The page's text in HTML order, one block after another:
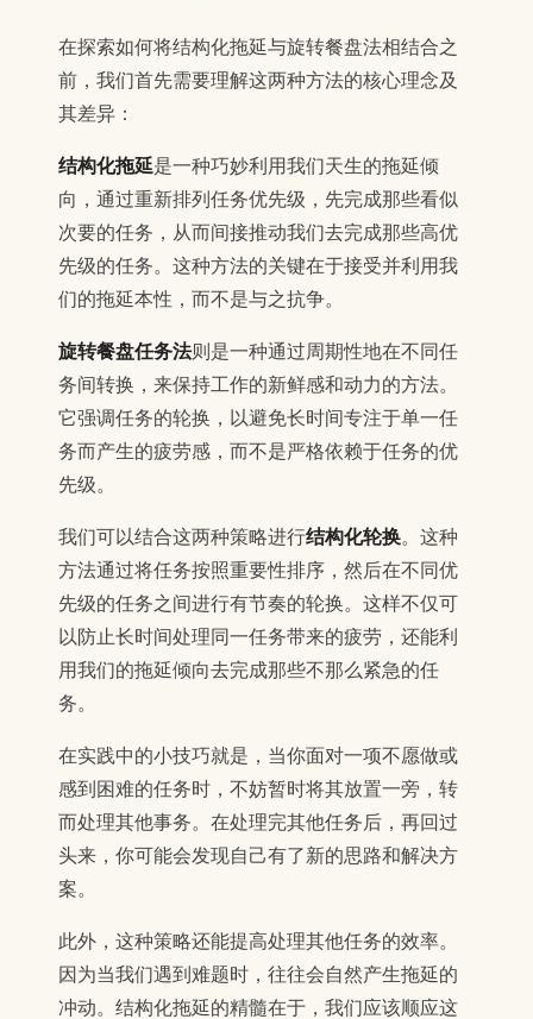
在探索如何将结构化拖延与旋转餐盘法相结合之
前，我们首先需要理解这两种方法的核心理念及
其差异：
结构化拖延是一种巧妙利用我们天生的拖延倾
向，通过重新排列任务优先级，先完成那些看似
次要的任务，从而间接推动我们去完成那些高优
先级的任务。这种方法的关键在于接受并利用我
们的拖延本性，而不是与之抗争。
旋转餐盘任务法则是一种通过周期性地在不同任
务间转换，来保持工作的新鲜感和动力的方法。
它强调任务的轮换，以避免长时间专注于单一任
务而产生的疲劳感，而不是严格依赖于任务的优
先级。
我们可以结合这两种策略进行结构化轮换。这种
方法通过将任务按照重要性排序，然后在不同优
先级的任务之间进行有节奏的轮换。这样不仅可
以防止长时间处理同一任务带来的疲劳，还能利
用我们的拖延倾向去完成那些不那么紧急的任
务。
在实践中的小技巧就是，当你面对一项不愿做或
感到困难的任务时，不妨暂时将其放置一旁，转
而处理其他事务。在处理完其他任务后，再回过
头来，你可能会发现自己有了新的思路和解决方
案。
此外，这种策略还能提高处理其他任务的效率。
因为当我们遇到难题时，往往会自然产生拖延的
冲动。结构化拖延的精髓在于，我们应该顺应这